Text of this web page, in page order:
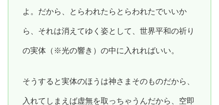
よ。だから、とらわれたらとらわれたでいいか
ら、それは消えてゆく姿として、世界平和の祈り
の実体（※光の響き）の中に入れればいい。
そうすると実体のほうは神さまそのものだから、
入れてしまえば虚無を取っちゃうんだから、空即